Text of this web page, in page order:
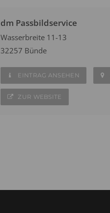
dm Passbildservice
Wasserbreite 11-13
32257 Bünde
EINTRAG ANSEHEN
ZUR WEBSITE